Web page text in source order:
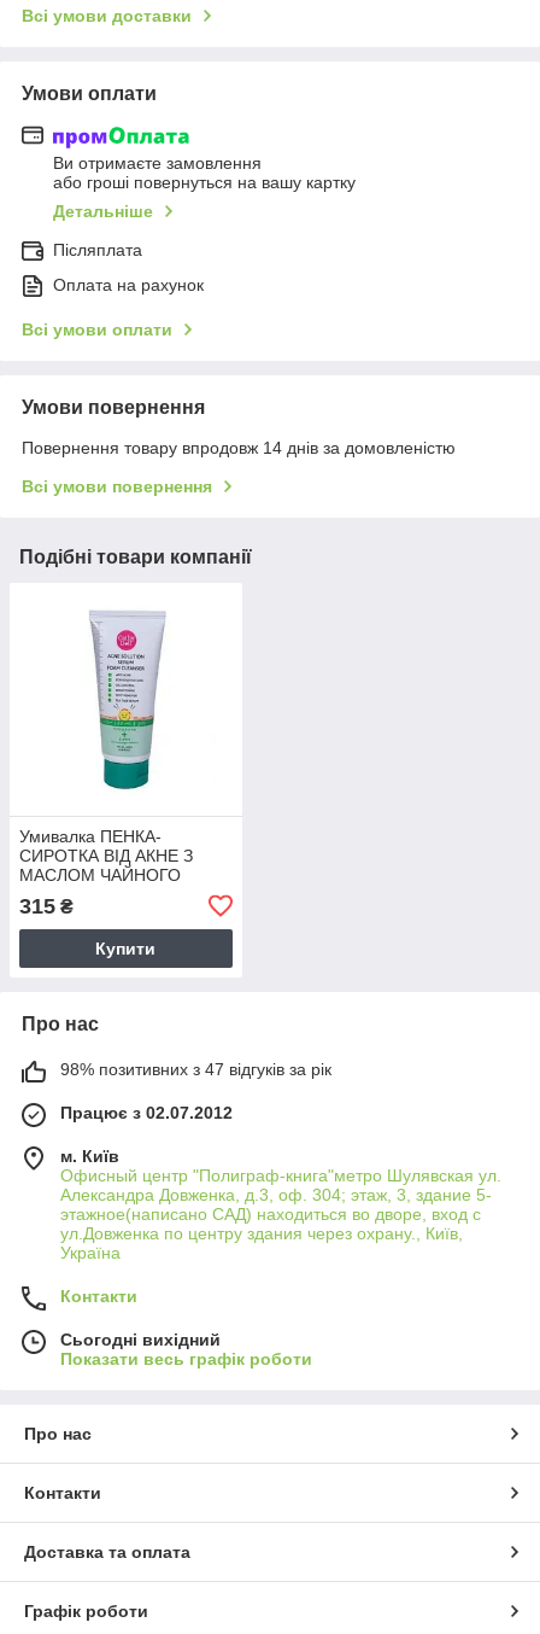
Всі умови доставки
Умови оплати
Ви отримаєте замовлення
або гроші повернуться на вашу картку
Детальніше
Післяплата
Оплата на рахунок
Всі умови оплати
Умови повернення
Повернення товару впродовж 14 днів за домовленістю
Всі умови повернення
Подібні товари компанії
Умивалка ПЕНКА-
СИРОТКА ВІД АКНЕ З
МАСЛОМ ЧАЙНОГО
ДЕРІВА CATHY DOLL 100
мл
315 ₴
Купити
Про нас
98% позитивних з 47 відгуків за рік
Працює з 02.07.2012
м. Київ
Офисный центр "Полиграф-книга"метро Шулявская ул.
Александра Довженка, д.3, оф. 304; этаж, 3, здание 5-
этажное(написано САД) находиться во дворе, вход с
ул.Довженка по центру здания через охрану., Київ,
Україна
Контакти
Сьогодні вихідний
Показати весь графік роботи
Про нас
Контакти
Доставка та оплата
Графік роботи